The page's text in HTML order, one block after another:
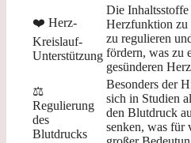
❤️ Herz-
Kreislauf-
Unterstützung
Die Inhaltsstoffe
Herzfunktion zu
zu regulieren
fördern, was zu
gesünderen
⚖️
Regulierung
des
Blutdrucks
Besonders der
sich in Studien
den Blutdruck
senken, was für